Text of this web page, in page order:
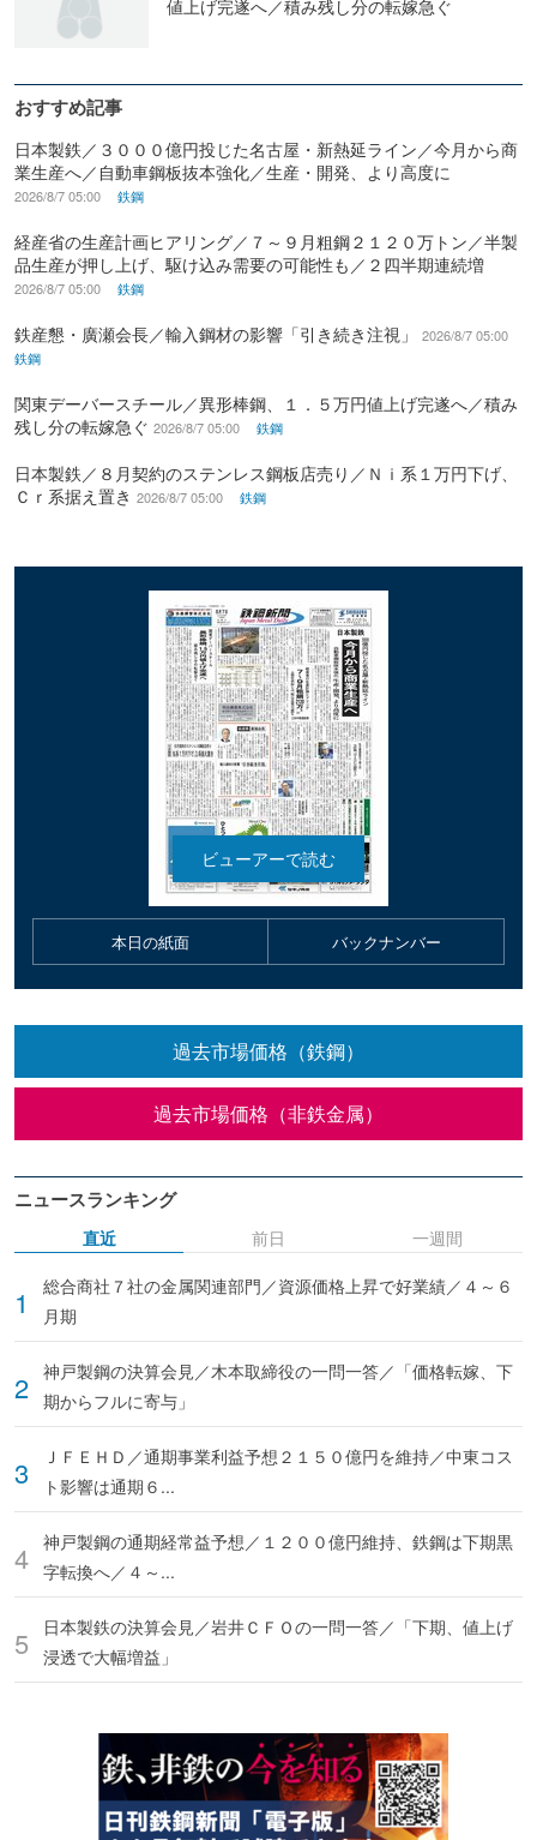
値上げ完遂へ／積み残し分の転嫁急ぐ
おすすめ記事
日本製鉄／３０００億円投じた名古屋・新熱延ライン／今月から商
業生産へ／自動車鋼板抜本強化／生産・開発、より高度に
2026/8/7 05:00 鉄鋼
経産省の生産計画ヒアリング／７～９月粗鋼２１２０万トン／半製
品生産が押し上げ、駆け込み需要の可能性も／２四半期連続増
2026/8/7 05:00 鉄鋼
鉄産懇・廣瀬会長／輸入鋼材の影響「引き続き注視」
2026/8/7 05:00
鉄鋼
関東デーバースチール／異形棒鋼、１．５万円値上げ完遂へ／積み
残し分の転嫁急ぐ 2026/8/7 05:00 鉄鋼
日本製鉄／８月契約のステンレス鋼板店売り／Ｎｉ系１万円下げ、
Ｃｒ系据え置き 2026/8/7 05:00 鉄鋼
本日の紙面 バックナンバー
過去市場価格（鉄鋼）
過去市場価格（非鉄金属）
ニュースランキング
直近
総合商社７社の金属関連部門／資源価格上昇で好業績／４～６
月期
神戸製鋼の決算会見／木本取締役の一問一答／「価格転嫁、下
期からフルに寄与」
ＪＦＥＨＤ／通期事業利益予想２１５０億円を維持／中東コス
ト影響は通期６...
神戸製鋼の通期経常益予想／１２００億円維持、鉄鋼は下期黒
字転換へ／４～...
日本製鉄の決算会見／岩井ＣＦＯの一問一答／「下期、値上げ
浸透で大幅増益」
前日 一週間